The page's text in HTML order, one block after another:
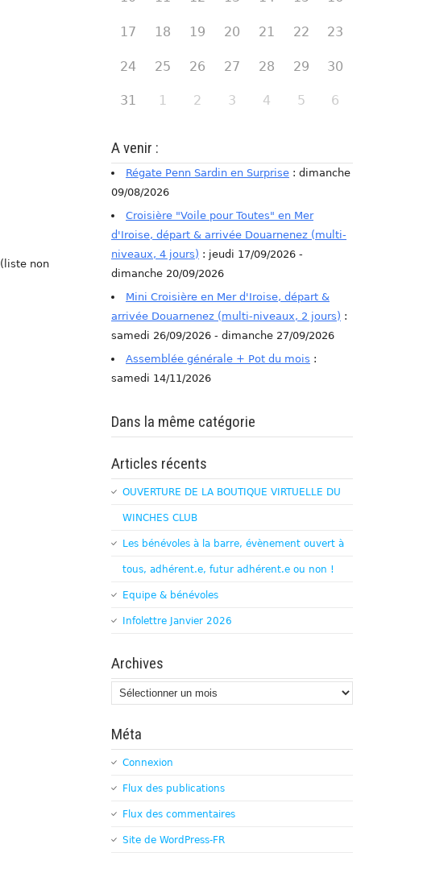
(liste non
17 18 19 20 21 22 23
24 25 26 27 28 29 30
31 1 2 3 4 5 6
A venir :
Régate Penn Sardin en Surprise : dimanche
09/08/2026
Croisière "Voile pour Toutes" en Mer
d'Iroise, départ & arrivée Douarnenez (multi-
niveaux, 4 jours) : jeudi 17/09/2026 -
dimanche 20/09/2026
Mini Croisière en Mer d'Iroise, départ &
arrivée Douarnenez (multi-niveaux, 2 jours) :
samedi 26/09/2026 - dimanche 27/09/2026
Assemblée générale + Pot du mois :
samedi 14/11/2026
Dans la même catégorie
Articles récents
OUVERTURE DE LA BOUTIQUE VIRTUELLE DU
WINCHES CLUB
Les bénévoles à la barre, évènement ouvert à
tous, adhérent.e, futur adhérent.e ou non !
Equipe & bénévoles
Infolettre Janvier 2026
Archives
Archives
Méta
Connexion
Flux des publications
Flux des commentaires
Site de WordPress-FR